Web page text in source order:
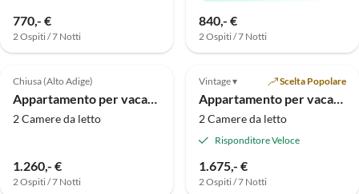
770,- €
2 Ospiti / 7 Notti
840,- €
2 Ospiti / 7 Notti
5.0 (2)
Chiusa (Alto Adige)
Appartamento per vacanze Ciliegia nella Residenza Laitacherhof
2 Camere da letto
1.260,- €
2 Ospiti / 7 Notti
Alto
Vintage ▾ Scelta Popolare
Appartamento per vacanze per 6 persone
2 Camere da letto
Risponditore Veloce
1.675,- €
2 Ospiti / 7 Notti